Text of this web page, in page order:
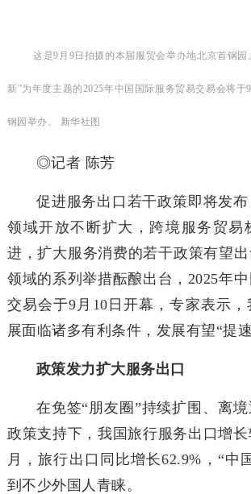
这是9月9日拍摄的本届服贸会举办地北京首钢
新”为年度主题的2025年中国国际服务贸易交易会将于
钢园举办。 新华社图
◎记者 陈芳
促进服务出口若干政策即将发
领域开放不断扩大，跨境服务贸易
进，扩大服务消费的若干政策有望
领域的系列举措酝酿出台，2025年
交易会于9月10日开幕，专家表示
展面临诸多有利条件，发展有望“提速
政策发力扩大服务出口
在免签“朋友圈”持续扩围、离
政策支持下，我国旅行服务出口增
月，旅行出口同比增长62.9%，“中
到不少外国人青睐。